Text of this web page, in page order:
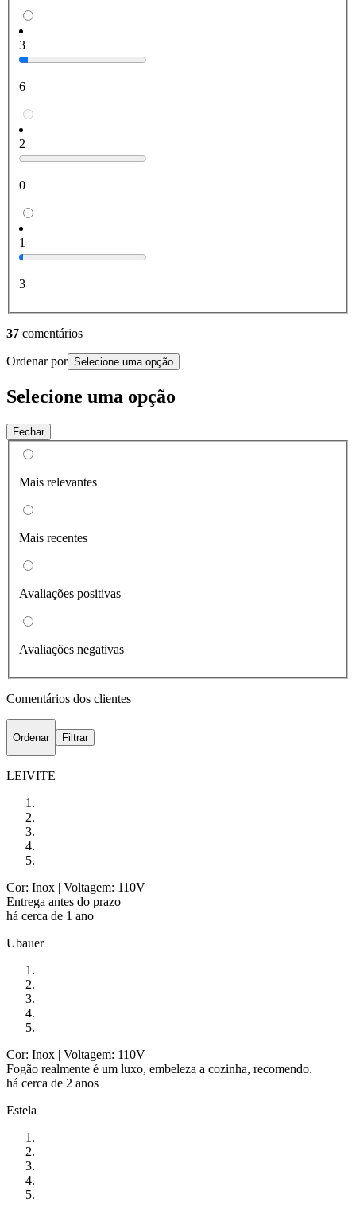
3
6
2
0
1
3
37 comentários
Ordenar por Selecione uma opção
Selecione uma opção
Fechar
Mais relevantes
Mais recentes
Avaliações positivas
Avaliações negativas
Comentários dos clientes
Ordenar Filtrar
LEIVITE
Cor: Inox | Voltagem: 110V
Entrega antes do prazo
há cerca de 1 ano
Ubauer
Cor: Inox | Voltagem: 110V
Fogão realmente é um luxo, embeleza a cozinha, recomendo.
há cerca de 2 anos
Estela